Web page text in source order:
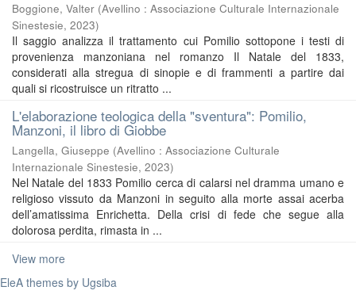
Boggione, Valter (Avellino : Associazione Culturale Internazionale
Sinestesie, 2023)
Il saggio analizza il trattamento cui Pomilio sottopone i testi di
provenienza manzoniana nel romanzo Il Natale del 1833,
considerati alla stregua di sinopie e di frammenti a partire dai
quali si ricostruisce un ritratto ...
L'elaborazione teologica della "sventura": Pomilio,
Manzoni, il libro di Giobbe
Langella, Giuseppe (Avellino : Associazione Culturale
Internazionale Sinestesie, 2023)
Nel Natale del 1833 Pomilio cerca di calarsi nel dramma umano e
religioso vissuto da Manzoni in seguito alla morte assai acerba
dell’amatissima Enrichetta. Della crisi di fede che segue alla
dolorosa perdita, rimasta in ...
View more
EleA themes by Ugsiba